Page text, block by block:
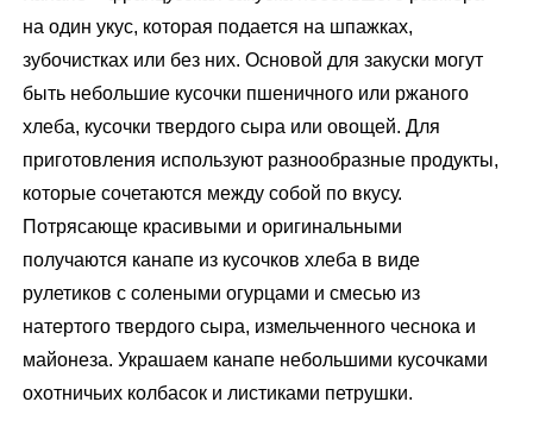
на один укус, которая подается на шпажках,
зубочистках или без них. Основой для закуски могут
быть небольшие кусочки пшеничного или ржаного
хлеба, кусочки твердого сыра или овощей. Для
приготовления используют разнообразные продукты,
которые сочетаются между собой по вкусу.
Потрясающе красивыми и оригинальными
получаются канапе из кусочков хлеба в виде
рулетиков с солеными огурцами и смесью из
натертого твердого сыра, измельченного чеснока и
майонеза. Украшаем канапе небольшими кусочками
охотничьих колбасок и листиками петрушки.